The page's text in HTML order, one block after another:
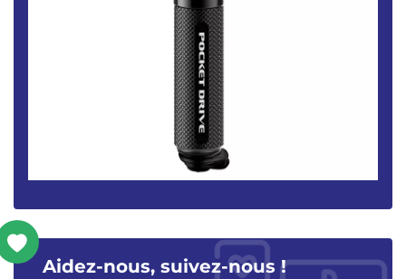
Aidez-nous, suivez-nous !